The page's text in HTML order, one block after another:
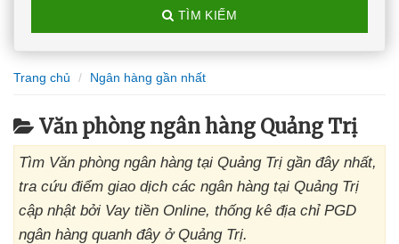
TÌM KIẾM
Trang chủ Ngân hàng gần nhất
Văn phòng ngân hàng Quảng Trị
Tìm Văn phòng ngân hàng tại Quảng Trị gần đây nhất,
tra cứu điểm giao dịch các ngân hàng tại Quảng Trị
cập nhật bởi Vay tiền Online, thống kê địa chỉ PGD
ngân hàng quanh đây ở Quảng Trị.